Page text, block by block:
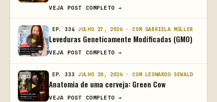
VEJA POST COMPLETO →
EP. 334 JULHO 27, 2026 · COM GABRIELA MÜLLER
Leveduras Geneticamente Modificadas (GMO)
VEJA POST COMPLETO →
EP. 333 JULHO 20, 2026 · COM LEONARDO SEWALD
Anatomia de uma cerveja: Green Cow
VEJA POST COMPLETO →